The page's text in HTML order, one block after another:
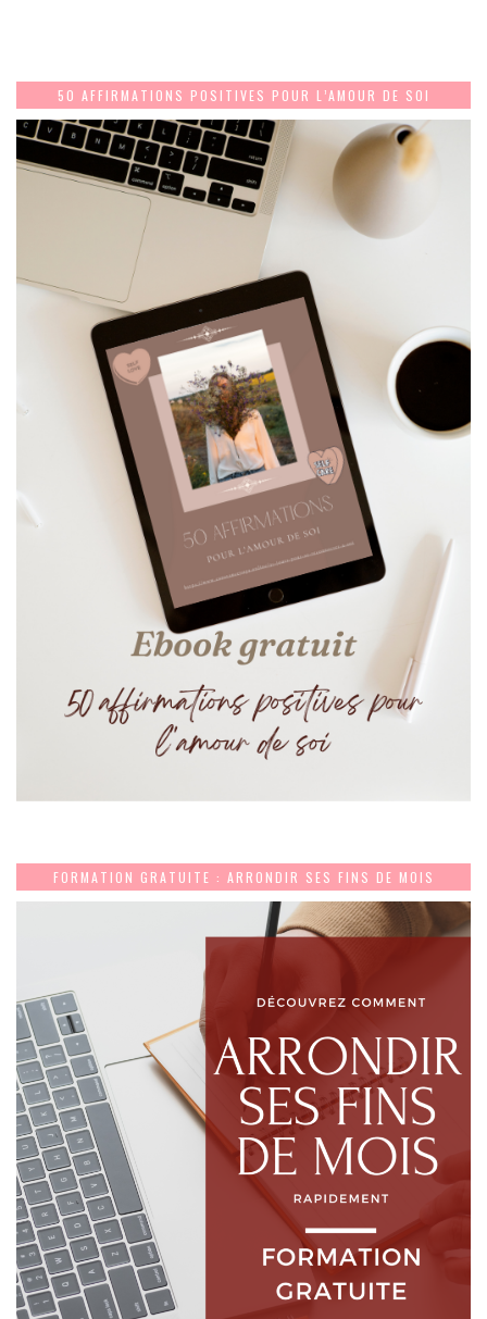
50 AFFIRMATIONS POSITIVES POUR L’AMOUR DE SOI
FORMATION GRATUITE : ARRONDIR SES FINS DE MOIS